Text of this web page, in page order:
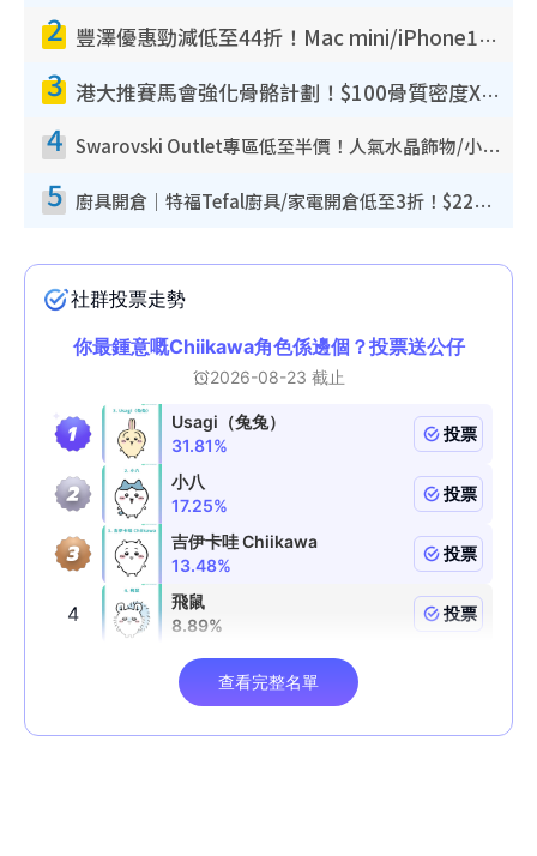
2 豐澤優惠勁減低至44折！Mac mini/iPhone17Pro大減價！廚房家電$220起
3 港大推賽馬會強化骨骼計劃！$100骨質密度X光檢查 完成免費運動訓練送超市禮券！附參加資格
4 Swarovski Outlet專區低至半價！人氣水晶飾物/小擺設$138起！迪士尼款/水晶高跟鞋都有平
5 廚具開倉｜特福Tefal廚具/家電開倉低至3折！$220起買平底鍋/炒鑊/湯煲！電飯煲/吸塵機/燙斗$418起